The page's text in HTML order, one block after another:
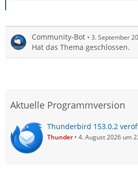
Community-Bot 3. September
Hat das Thema geschlossen.
Aktuelle Programmversion
Thunderbird 153.0.2
Thunder 4. August 2026 um